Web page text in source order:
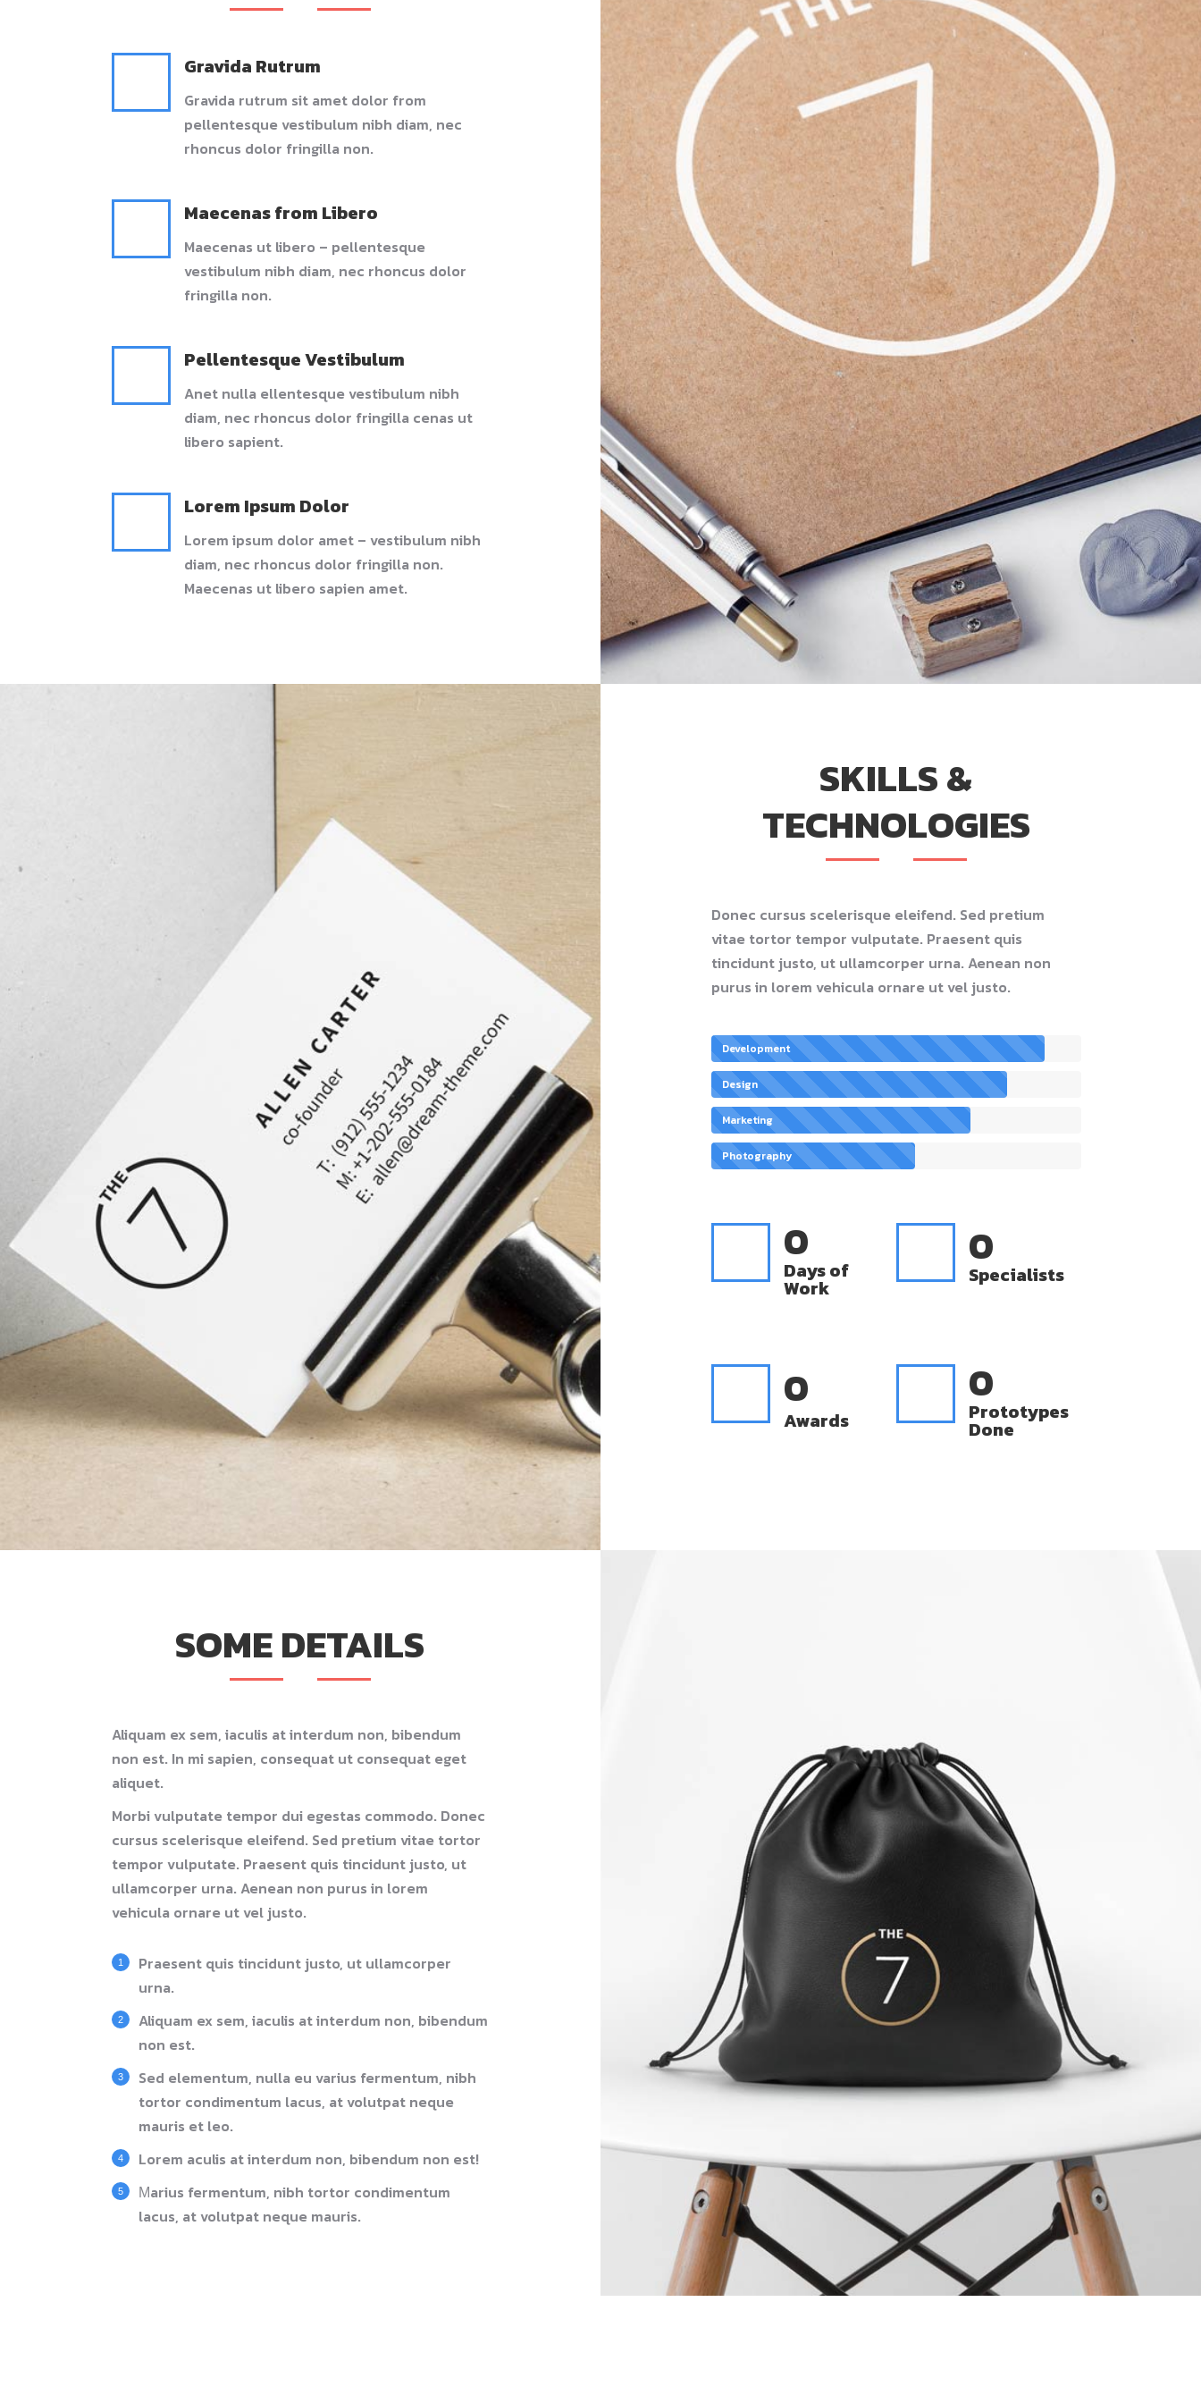
Gravida Rutrum
Gravida rutrum sit amet dolor from
pellentesque vestibulum nibh diam, nec
rhoncus dolor fringilla non.
Maecenas from Libero
Maecenas ut libero – pellentesque
vestibulum nibh diam, nec rhoncus dolor
fringilla non.
Pellentesque Vestibulum
Anet nulla ellentesque vestibulum nibh
diam, nec rhoncus dolor fringilla cenas ut
libero sapient.
Lorem Ipsum Dolor
Lorem ipsum dolor amet – vestibulum nibh
diam, nec rhoncus dolor fringilla non.
Maecenas ut libero sapien amet.
SKILLS &
TECHNOLOGIES
Donec cursus scelerisque eleifend. Sed pretium
vitae tortor tempor vulputate. Praesent quis
tincidunt justo, ut ullamcorper urna. Aenean non
purus in lorem vehicula ornare ut vel justo.
Development
Design
Marketing
Photography
0
Days of
Work
0
Specialists
0
Awards
0
Prototypes
Done
SOME DETAILS
Aliquam ex sem, iaculis at interdum non, bibendum
non est. In mi sapien, consequat ut consequat eget
aliquet.
Morbi vulputate tempor dui egestas commodo. Donec
cursus scelerisque eleifend. Sed pretium vitae tortor
tempor vulputate. Praesent quis tincidunt justo, ut
ullamcorper urna. Aenean non purus in lorem
vehicula ornare ut vel justo.
Praesent quis tincidunt justo, ut ullamcorper
urna.
Aliquam ex sem, iaculis at interdum non, bibendum
non est.
Sed elementum, nulla eu varius fermentum, nibh
tortor condimentum lacus, at volutpat neque
mauris et leo.
Lorem aculis at interdum non, bibendum non est!
Мarius fermentum, nibh tortor condimentum
lacus, at volutpat neque mauris.